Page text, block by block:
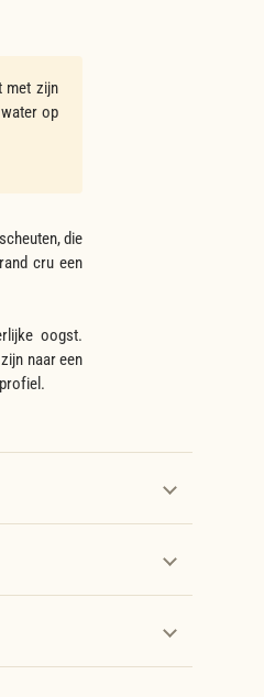
met zijn
op
die
cru een
oogst.
naar een